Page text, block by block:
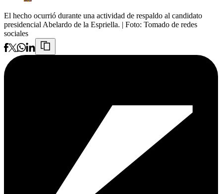
El hecho ocurrió durante una actividad de respaldo al candidato
presidencial Abelardo de la Espriella. | Foto: Tomado de redes
sociales